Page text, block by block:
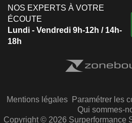
NOS EXPERTS À VOTRE
ÉCOUTE
Lundi - Vendredi 9h-12h / 14h-
18h
Mentions légales Paramétrer les
Qui sommes-
Copyright © 2026 Surperformance